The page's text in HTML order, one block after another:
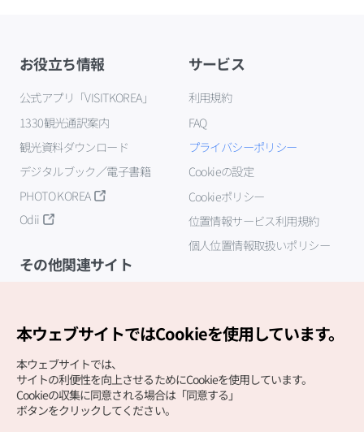
お役立ち情報
公式アプリ「VISITKOREA」
1330観光通訳案内
観光資料ダウンロード
デジタルブック／電子書籍
PHOTO KOREA
Odii
サービス
利用規約
FAQ
プライバシーポリシー
Cookieの設定
Cookieポリシー
位置情報サービス利用規約
個人位置情報取扱いポリシー
その他関連サイト
本ウェブサイトではCookieを使用しています。
本ウェブサイトでは、
サイトの利便性を向上させるためにCookieを使用しています。
Cookieの収集に同意される場合は「同意する」
ボタンをクリックしてください。